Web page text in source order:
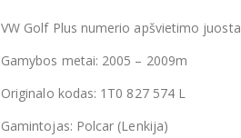
VW Golf Plus numerio apšvietimo juosta
Gamybos metai: 2005 – 2009m
Originalo kodas: 1T0 827 574 L
Gamintojas: Polcar (Lenkija)